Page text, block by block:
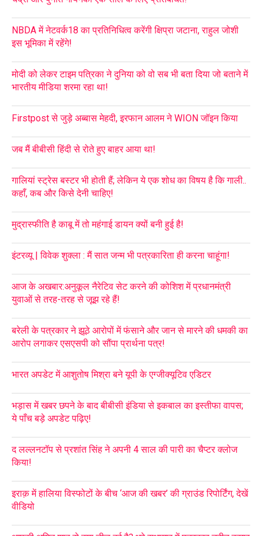
NBDA में नेटवर्क18 का प्रतिनिधित्व करेंगी क्षिप्रा जटाना, राहुल जोशी
इस भूमिका में रहेंगे!
मोदी को लेकर टाइम पत्रिका ने दुनिया को वो सब भी बता दिया जो बताने में
भारतीय मीडिया शरमा रहा था!
Firstpost से जुड़े अब्बास मेहदी, इरफान आलम ने WION जॉइन किया
जब मैं बीबीसी हिंदी से रोते हुए बाहर आया था!
गालियां स्ट्रेस बस्टर भी होती हैं; लेकिन ये एक शोध का विषय है कि गाली..
कहाँ, कब और किसे देनी चाहिए!
मुद्रास्फीति है काबू में तो महंगाई डायन क्यों बनी हुई है!
इंटरव्यू | विवेक शुक्ला : मैं सात जन्म भी पत्रकारिता ही करना चाहूंगा!
आज के अखबार:अनुकूल नैरेटिव सेट करने की कोशिश में प्रधानमंत्री
युवाओं से तरह-तरह से जूझ रहे हैं!
बरेली के पत्रकार ने झूठे आरोपों में फंसाने और जान से मारने की धमकी का
आरोप लगाकर एसएसपी को सौंपा प्रार्थना पत्र!
भारत अपडेट में आशुतोष मिश्रा बने यूपी के एग्जीक्यूटिव एडिटर
भड़ास में खबर छपने के बाद बीबीसी इंडिया से इकबाल का इस्तीफा वापस;
ये पाँच बड़े अपडेट पढ़िए!
द लल्लनटॉप से प्रशांत सिंह ने अपनी 4 साल की पारी का चैप्टर क्लोज
किया!
इराक़ में हालिया विस्फोटों के बीच ‘आज की खबर’ की ग्राउंड रिपोर्टिंग, देखें
वीडियो